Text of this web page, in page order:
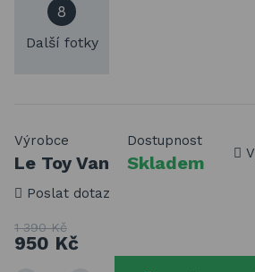
8
Další fotky
Výrobce
Le Toy Van
Dostupnost
Skladem
Poslat dotaz
1 390 Kč
950 Kč